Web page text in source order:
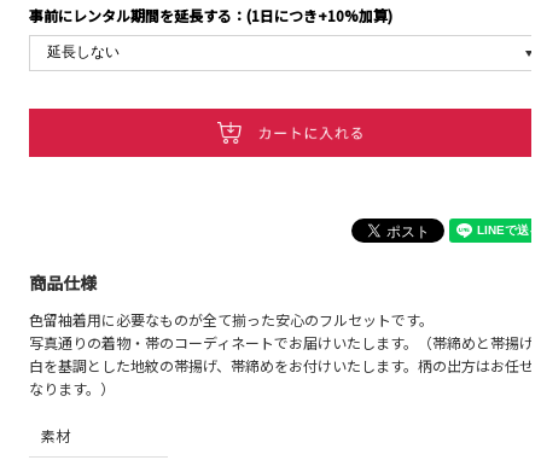
事前にレンタル期間を延長する：(1日につき+10%加算)
商品仕様
色留袖着用に必要なものが全て揃った安心のフルセットです。
写真通りの着物・帯のコーディネートでお届けいたします。（帯締めと帯揚げ
白を基調とした地紋の帯揚げ、帯締めをお付けいたします。柄の出方はお任せ
なります。）
素材